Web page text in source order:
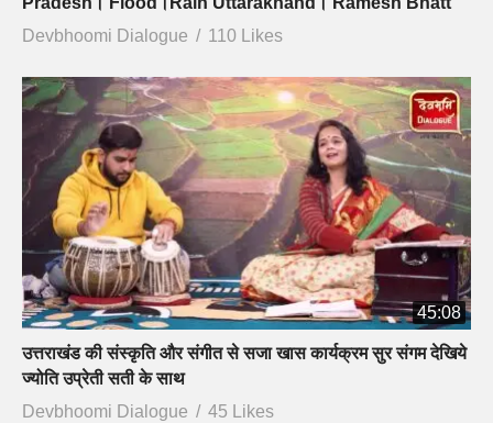
Devbhoomi Dialogue
110 Likes
45:08
उत्तराखंड की संस्कृति और संगीत से सजा खास कार्यक्रम सुर संगम देखिये
ज्योति उप्रेती सती के साथ
Devbhoomi Dialogue
45 Likes